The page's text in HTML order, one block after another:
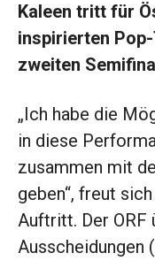
Kaleen tritt für
inspirierten Pop-
zweiten
„Ich habe die
in diese
zusammen mit
geben“, freut
Auftritt. Der ORF
Ausscheidungen